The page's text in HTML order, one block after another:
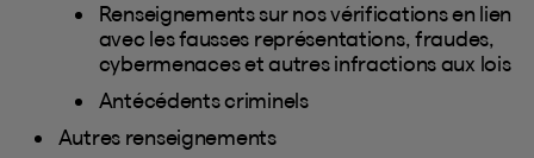
Renseignements sur nos vérifications en lien
avec les fausses représentations, fraudes,
cybermenaces et autres infractions aux lois
Antécédents criminels
Autres renseignements